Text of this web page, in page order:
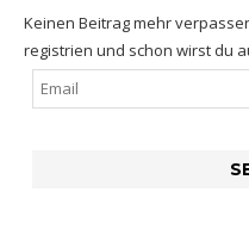
Keinen Beitrag mehr
registrien und schon wirst du